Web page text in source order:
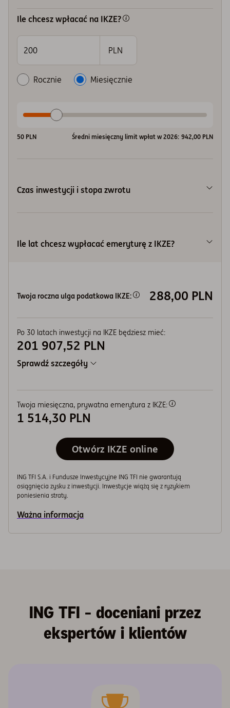
Ile chcesz wpłacać na IKZE?
PLN
Rocznie Miesięcznie
50 PLN Średni miesięczny limit wpłat w 2026: 942,00 PLN
Czas inwestycji i stopa zwrotu
1 5 6 7
8 9 10 11 12
Ile lat chcesz wypłacać emeryturę z IKZE?
emerytura z ZUS:
2 400 PLN
emerytura z IKZE:
1 514PLN
Twoja roczna ulga podatkowa IKZE: 288,00 PLN
Po 30 latach inwestycji na IKZE będziesz mieć:
201 907,52 PLN
Sprawdź szczegóły
Łączna kwota wpłacona w okresie30lat: 72 000,00 PLN
Przewidywany zysk
Wykres liniowy z 2 liniami.
Wykres pokazuje historię wartości inwestycji
Wykres ma 1 oś X wyświetlającą Czas.
Wykres ma 1 oś Y wyświetlającą Wartość inwestycji w
Wartość wpłat Wynik inwestycji
0 lat 10 lat 20 lat 30 lat
0 PLN
200 000 PLN
250 000 PLN
Twoja miesięczna, prywatna emerytura z IKZE:
1 514,30 PLN
Otwórz IKZE online
ING TFI S.A. i Fundusze Inwestycyjne ING TFI nie gwarantują
osiągnięcia zysku z inwestycji. Inwestycje wiążą się z ryzykiem
poniesienia straty.
Ważna informacja
ING TFI - doceniani przez
ekspertów i klientów